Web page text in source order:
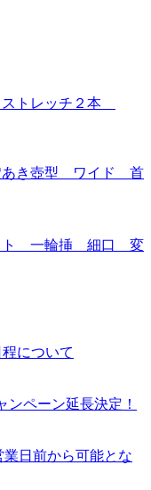
トレッチ２本
き壺型 ワイド 首
ト 一輪挿 細口 変
程について
ンペーン延長決定！
業日前から可能とな